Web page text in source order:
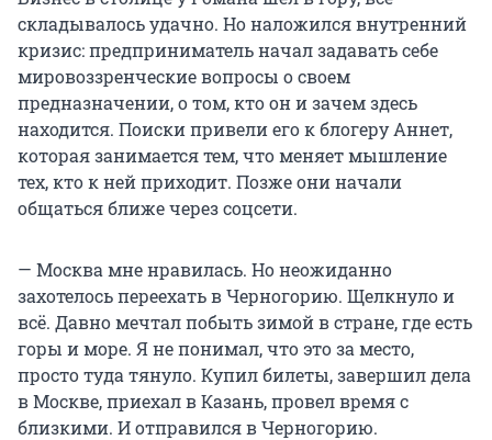
складывалось удачно. Но наложился внутренний
кризис: предприниматель начал задавать себе
мировоззренческие вопросы о своем
предназначении, о том, кто он и зачем здесь
находится. Поиски привели его к блогеру Аннет,
которая занимается тем, что меняет мышление
тех, кто к ней приходит. Позже они начали
общаться ближе через соцсети.
— Москва мне нравилась. Но неожиданно
захотелось переехать в Черногорию. Щелкнуло и
всё. Давно мечтал побыть зимой в стране, где есть
горы и море. Я не понимал, что это за место,
просто туда тянуло. Купил билеты, завершил дела
в Москве, приехал в Казань, провел время с
близкими. И отправился в Черногорию.